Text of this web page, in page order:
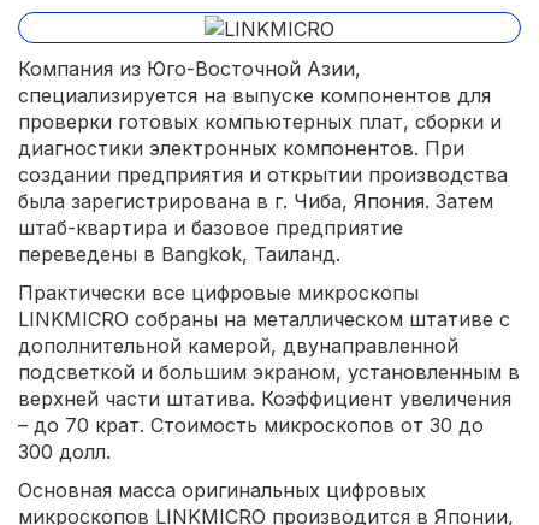
Компания из Юго-Восточной Азии,
специализируется на выпуске компонентов для
проверки готовых компьютерных плат, сборки и
диагностики электронных компонентов. При
создании предприятия и открытии производства
была зарегистрирована в г. Чиба, Япония. Затем
штаб-квартира и базовое предприятие
переведены в Bangkok, Таиланд.
Практически все цифровые микроскопы
LINKMICRO собраны на металлическом штативе с
дополнительной камерой, двунаправленной
подсветкой и большим экраном, установленным в
верхней части штатива. Коэффициент увеличения
– до 70 крат. Стоимость микроскопов от 30 до
300 долл.
Основная масса оригинальных цифровых
микроскопов LINKMICRO производится в Японии,